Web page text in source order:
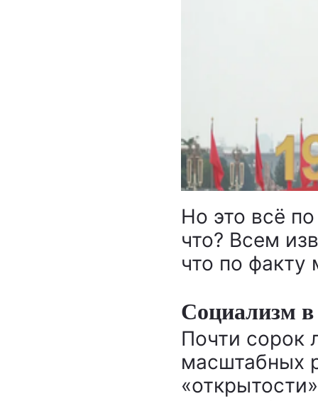
Но это всё
что? Всем
что по факту
Социализм
Почти сорок
масштабных